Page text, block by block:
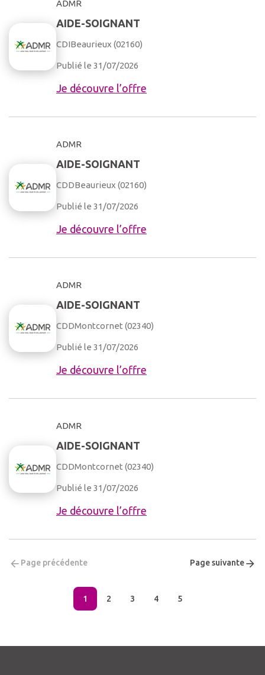
ADMR
AIDE-SOIGNANT
CDIBeaurieux (02160)
Publié le 31/07/2026
Je découvre l’offre
ADMR
AIDE-SOIGNANT
CDDBeaurieux (02160)
Publié le 31/07/2026
Je découvre l’offre
ADMR
AIDE-SOIGNANT
CDDMontcornet (02340)
Publié le 31/07/2026
Je découvre l’offre
ADMR
AIDE-SOIGNANT
CDDMontcornet (02340)
Publié le 31/07/2026
Je découvre l’offre
Page précédente
1 2 3 4 5
Page suivante